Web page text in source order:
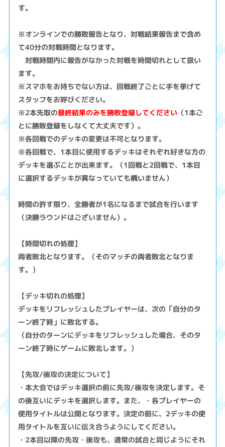
す。
※オンラインでの勝敗報告となり、対戦結果報告まで含め
て40分の対戦時間となります。
対戦時間内に報告がなかった対戦を時間切れとして扱い
ます。
※スマホをお持ちでない方は、回戦終了ごとに手を挙げて
スタッフをお呼びください。
※2本先取の最終結果のみを勝敗登録してください （1本ご
とに勝敗登録をしなくて大丈夫です）。
※各回戦でのデッキの変更は不可となります。
※各回戦で、1本目に使用するデッキはそれぞれ好きな方の
デッキを選ぶことが出来ます。（1回戦と2回戦で、1本目
に選択するデッキが異なっていても構いません）
時間の許す限り、全勝者が1名になるまで試合を行います
（決勝ラウンドはございません）。
【時間切れの処理】
両者敗北となります。（そのマッチの両者敗北となりま
す。）
【デッキ切れの処理】
デッキをリフレッシュしたプレイヤーは、次の「自分のタ
ーン終了時」に敗北する。
（自分のターンにデッキをリフレッシュした場合、そのタ
ーン終了時にゲームに敗北します。）
【先攻/後攻の決定について】
・本大会ではデッキ選択の前に先攻/後攻を決定します。そ
の後互いにデッキを選択します。また、・各プレイヤーの
使用タイトルは公開となります。決定の前に、2デッキの使
用タイトルを互いに伝え合うようにしてください。
・2本目以降の先攻・後攻も、通常の試合と同じようにそれ